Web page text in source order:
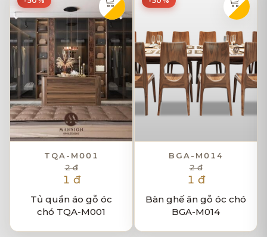
TQA-M001
2 đ
1 đ
Tủ quần áo gỗ óc
chó TQA-M001
BGA-M014
2 đ
1 đ
Bàn ghế ăn gỗ óc chó
BGA-M014